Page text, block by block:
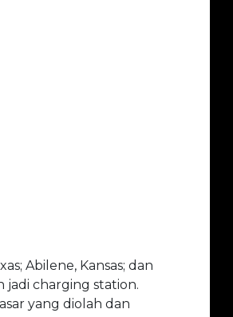
Abilene, Kansas; dan
jadi charging station.
yang diolah dan